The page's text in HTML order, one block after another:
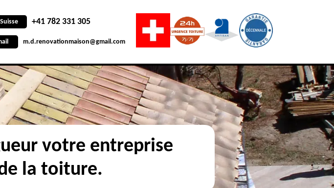
Suisse +41 782 331 305
m.d.renovationmaison@gmail.com
votre entreprise
la toiture.